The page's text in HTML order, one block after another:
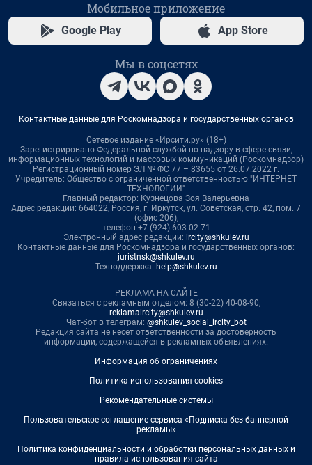
Мобильное приложение
Google Play App Store
Мы в соцсетях
Контактные данные для Роскомнадзора и государственных органов
Сетевое издание «Ирсити.ру» (18+)
Зарегистрировано Федеральной службой по надзору в сфере связи,
информационных технологий и массовых коммуникаций (Роскомнадзор)
Регистрационный номер ЭЛ № ФС 77 – 83655 от 26.07.2022 г.
Учредитель: Общество с ограниченной ответственностью "ИНТЕРНЕТ
ТЕХНОЛОГИИ"
Главный редактор: Кузнецова Зоя Валерьевна
Адрес редакции: 664022, Россия, г. Иркутск, ул. Советская, стр. 42, пом. 7
(офис 206),
телефон +7 (924) 603 02 71
Электронный адрес редакции: ircity@shkulev.ru
Контактные данные для Роскомнадзора и государственных органов:
juristnsk@shkulev.ru
Техподдержка: help@shkulev.ru
РЕКЛАМА НА САЙТЕ
Связаться с рекламным отделом: 8 (30-22) 40-08-90,
reklamaircity@shkulev.ru
Чат-бот в телеграм: @shkulev_social_ircity_bot
Редакция сайта не несет ответственности за достоверность
информации, содержащейся в рекламных объявлениях.
Информация об ограничениях
Политика использования cookies
Рекомендательные системы
Пользовательское соглашение сервиса «Подписка без баннерной
рекламы»
Политика конфиденциальности и обработки персональных данных и
правила использования сайта